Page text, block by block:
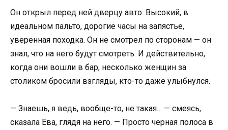
Он открыл перед ней дверцу авто. Высокий, в
идеальном пальто, дорогие часы на запястье,
уверенная походка. Он не смотрел по сторонам — он
знал, что на него будут смотреть. И действительно,
когда они вошли в бар, несколько женщин за
столиком бросили взгляды, кто-то даже улыбнулся.
— Знаешь, я ведь, вообще-то, не такая… — смеясь,
сказала Ева, глядя на него. — Просто черная полоса в